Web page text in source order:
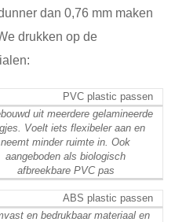
dan 0,76 mm maken
drukken op de
PVC plastic passen
uit meerdere gelamineerde
Voelt iets flexibeler aan en
neemt minder ruimte in. Ook
aangeboden als biologisch
afbreekbare PVC pas
ABS plastic passen
en bedrukbaar materiaal en